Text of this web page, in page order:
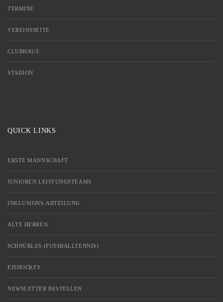
TERMINE
VEREINSSEITE
CLUBHAUS
STADION
QUICK LINKS
ERSTE MANNSCHAFT
JUNIOREN LEISTUNGSTEAMS
INKLUSIONS-ABTEILUNG
ALTE HERREN
SCHNÜRLES (FUSSBALLTENNIS)
EISHOCKEY
NEWSLETTER BESTELLEN